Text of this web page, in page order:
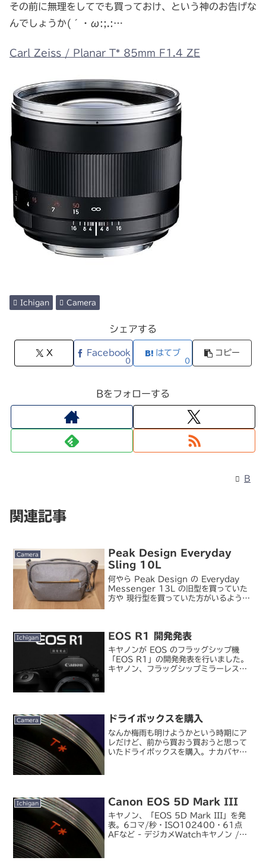
その前に無理をしてでも買っておけ、という神のお告げな
んでしょうか(´・ω:;.:…
Carl Zeiss / Planar T* 85mm F1.4 ZE
Ichigan Camera
シェアする
X Facebook
0
はてブ
0
コピー
Bをフォローする
B
関連記事
Camera
Peak Design Everyday
Sling 10L
何やら Peak Design の Everyday
Messenger 13L の旧型を買っていた
方や 現行型を買っていた方がいるようで
Ichigan EOS R1 開発発表
キヤノンが EOS のフラッグシップ機
「EOS R1」の開発発表を行いました。
キヤノン、フラッグシップミラーレス
Camera ドライボックスを購入
なんか梅雨も明けようかという時期にア
レだけど、前から買おう買おうと思って
いたドライボックスを購入。ナカバヤシ
Ichigan Canon EOS 5D Mark III
キヤノン、「EOS 5D Mark III」を発
表。6コマ/秒・ISO102400・61点
AFなど - デジカメWatchキヤノン /